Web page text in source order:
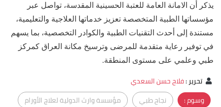
يذكر أن الامانة العامة للعتبة الحسينية المقدسة، تواصل عبر
مؤسساتها الطبية المتخصصة تعزيز خدماتها العلاجية والتعليمية،
مستندة إلى أحدث التقنيات الطبية والكوادر التخصصية، بما يسهم
في توفير رعاية متقدمة للمرضى وترسيخ مكانة العراق كمركز
طبي وعلمي على مستوى المنطقة.
تحرير:فلاح حسن السعدي
وسوم :
نجاح طبي
مؤسسة وارث الدولية لعلاج الأورام